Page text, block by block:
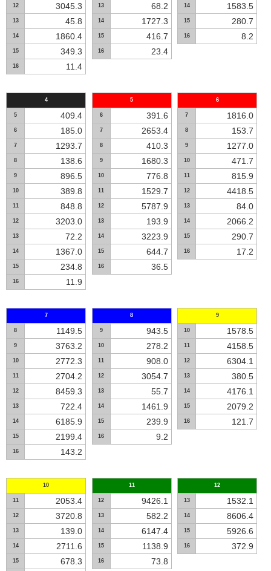
12 3045.3
13 45.8
14 1860.4
15 349.3
16 11.4
13 68.2
14 1727.3
15 416.7
16 23.4
14 1583.5
15 280.7
16 8.2
4
5 409.4
6 185.0
7 1293.7
8 138.6
9 896.5
10 389.8
11 848.8
12 3203.0
13 72.2
14 1367.0
15 234.8
16 11.9
5
6 391.6
7 2653.4
8 410.3
9 1680.3
10 776.8
11 1529.7
12 5787.9
13 193.9
14 3223.9
15 644.7
16 36.5
6
7 1816.0
8 153.7
9 1277.0
10 471.7
11 815.9
12 4418.5
13 84.0
14 2066.2
15 290.7
16 17.2
7
8 1149.5
9 3763.2
10 2772.3
11 2704.2
12 8459.3
13 722.4
14 6185.9
15 2199.4
16 143.2
8
9 943.5
10 278.2
11 908.0
12 3054.7
13 55.7
14 1461.9
15 239.9
16 9.2
9
10 1578.5
11 4158.5
12 6304.1
13 380.5
14 4176.1
15 2079.2
16 121.7
10
11 2053.4
12 3720.8
13 139.0
14 2711.6
15 678.3
11
12 9426.1
13 582.2
14 6147.4
15 1138.9
16 73.8
12
13 1532.1
14 8606.4
15 5926.6
16 372.9